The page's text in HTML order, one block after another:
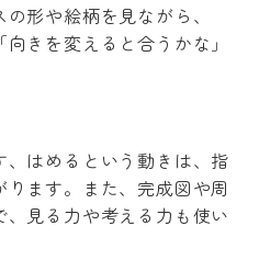
形や絵柄を見ながら、
きを変えると合うかな」
、はめるという動きは、指
ます。また、完成図や周
、見る力や考える力も使い